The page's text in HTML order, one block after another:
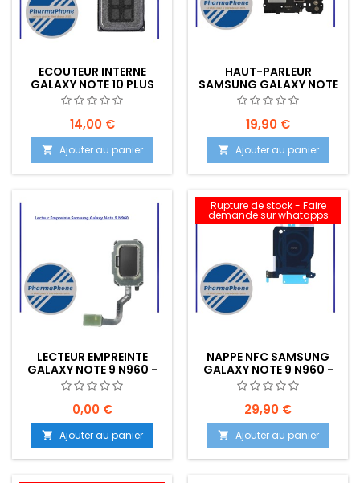
ECOUTEUR INTERNE
GALAXY NOTE 10 PLUS
N975 / NOTE 9 N960 / S10
G973 / S9 PLUS G965
14,00 €
 Ajouter au panier
HAUT-PARLEUR
SAMSUNG GALAXY NOTE
9 N960 - EMPLACEMENT:
Z02-R16-B652
19,90 €
 Ajouter au panier
LECTEUR EMPREINTE
GALAXY NOTE 9 N960 -
EMPLACEMENT: Z02-R16-
B652
0,00 €
 Ajouter au panier
Rupture de stock - Faire
demande sur whatapps
NAPPE NFC SAMSUNG
GALAXY NOTE 9 N960 -
EMPLACEMENT: Z02-R15-
E13
29,90 €
 Ajouter au panier